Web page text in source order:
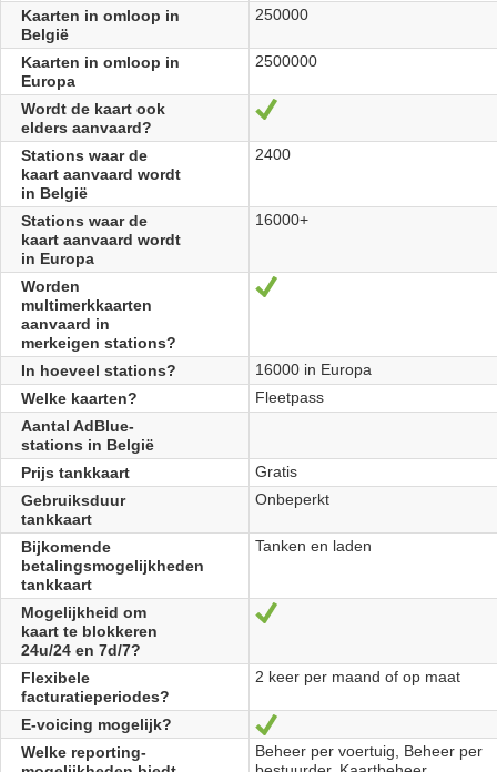
Kaarten in omloop in
België
250000
Kaarten in omloop in
Europa
2500000
Wordt de kaart ook
elders aanvaard?
Oui
Stations waar de
kaart aanvaard wordt
in België
2400
Stations waar de
kaart aanvaard wordt
in Europa
16000+
Worden
multimerkkaarten
aanvaard in
merkeigen stations?
Oui
In hoeveel stations?
16000 in Europa
Welke kaarten?
Fleetpass
Aantal AdBlue-
stations in België
Prijs tankkaart
Gratis
Gebruiksduur
tankkaart
Onbeperkt
Bijkomende
betalingsmogelijkheden
tankkaart
Tanken en laden
Mogelijkheid om
kaart te blokkeren
24u/24 en 7d/7?
Oui
Flexibele
facturatieperiodes?
2 keer per maand of op maat
E-voicing mogelijk?
Oui
Welke reporting-
Beheer per voertuig, Beheer per